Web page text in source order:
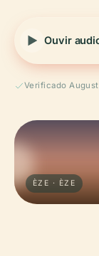
Ouvir
Verificado
ÈZE · ÈZE